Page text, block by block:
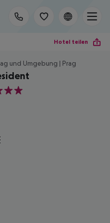
Hotel teilen
und Umgebung | Prag